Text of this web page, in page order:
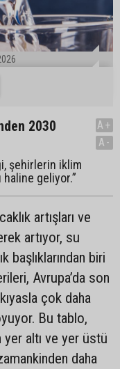
2030
şehirlerin iklim
haline geliyor.”
A+
A-
artışları ve
artıyor, su
başlıklarından biri
Avrupa’da son
çok daha
Bu tablo,
altı ve yer üstü
daha